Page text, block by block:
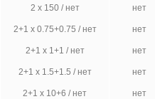
2 х 150 / нет нет
2+1 х 0.75+0.75 / нет нет
2+1 х 1+1 / нет нет
2+1 х 1.5+1.5 / нет нет
2+1 х 10+6 / нет нет